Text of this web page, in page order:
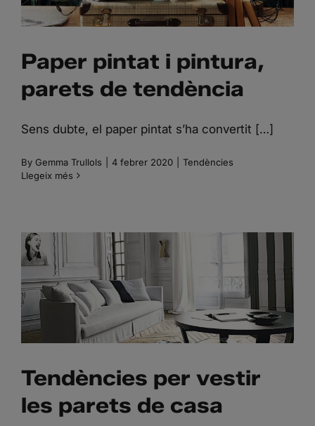
Paper pintat i pintura,
parets de tendència
Sens dubte, el paper pintat s’ha convertit […]
By Gemma Trullols 4 febrer 2020
Tendències
Llegeix més
TENDÈNCIES PER VESTIR
LES PARETS DE CASA
Tendències per vestir
les parets de casa